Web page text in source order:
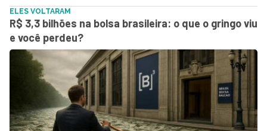
ELES VOLTARAM
R$ 3,3 bilhões na bolsa brasileira: o que o gringo viu
e você perdeu?